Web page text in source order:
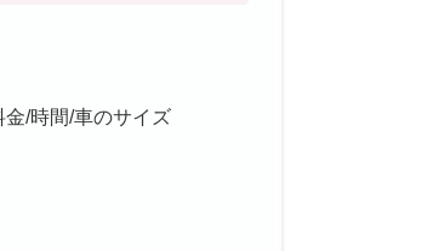
/時間/車のサイズ